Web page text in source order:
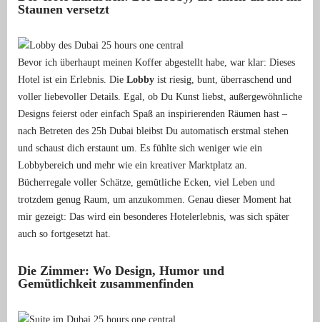
Staunen versetzt
Bevor ich überhaupt meinen Koffer abgestellt habe, war klar: Dieses
Hotel ist ein Erlebnis. Die Lobby ist riesig, bunt, überraschend und
voller liebevoller Details. Egal, ob Du Kunst liebst, außergewöhnliche
Designs feierst oder einfach Spaß an inspirierenden Räumen hast –
nach Betreten des 25h Dubai bleibst Du automatisch erstmal stehen
und schaust dich erstaunt um. Es fühlte sich weniger wie ein
Lobbybereich und mehr wie ein kreativer Marktplatz an.
Bücherregale voller Schätze, gemütliche Ecken, viel Leben und
trotzdem genug Raum, um anzukommen. Genau dieser Moment hat
mir gezeigt: Das wird ein besonderes Hotelerlebnis, was sich später
auch so fortgesetzt hat.
Die Zimmer: Wo Design, Humor und
Gemütlichkeit zusammenfinden